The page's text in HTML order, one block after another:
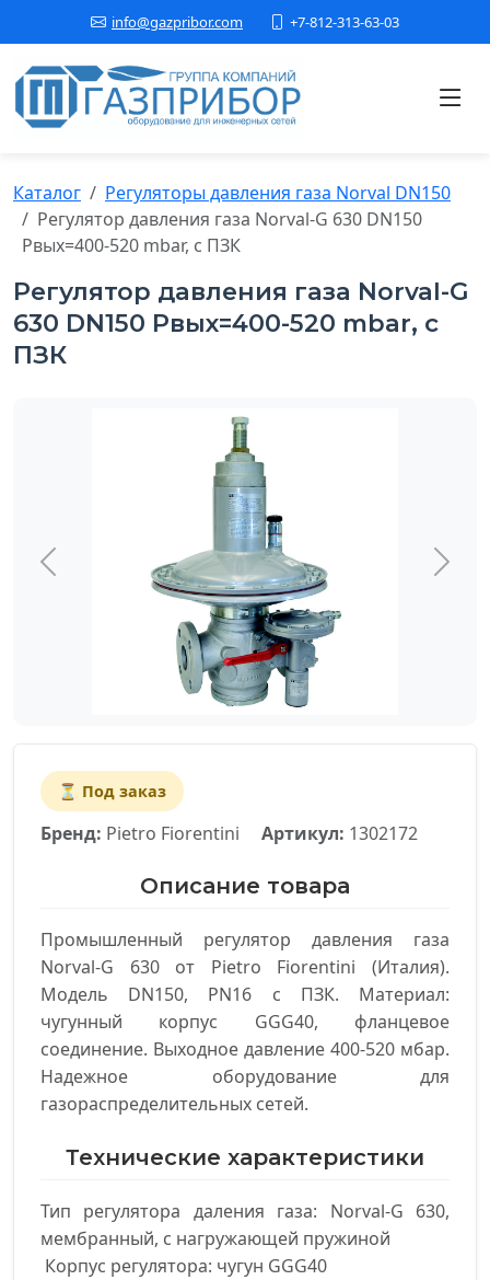
info@gazpribor.com +7-812-313-63-03
Каталог
Регуляторы давления газа Norval DN150
Регулятор давления газа Nоrval-G 630 DN150
Рвых=400-520 mbar, c ПЗК
Регулятор давления газа Nоrval-G
630 DN150 Рвых=400-520 mbar, c
ПЗК
⏳ Под заказ
Бренд: Pietro Fiorentini Артикул: 1302172
Описание товара
Промышленный регулятор давления газа
Norval-G 630 от Pietro Fiorentini (Италия).
Модель DN150, PN16 с ПЗК. Материал:
чугунный корпус GGG40, фланцевое
соединение. Выходное давление 400-520 мбар.
Надежное оборудование для
газораспределительных сетей.
Технические характеристики
Тип регулятора даления газа: Nоrval-G 630,
мембранный, с нагружающей пружиной